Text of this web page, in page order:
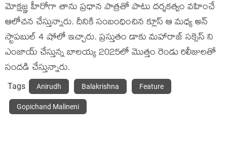
మోక్షజ్ఞ హీరోగా తాను ప్రధాన పాత్రతో పాటు దర్శకత్వం వహించే
ఆలోచన చేస్తున్నారు. దీనికి సంబంధించిన క్లూస్ ఆ మధ్య అన్
స్టాపబుల్ 4 షోలో ఇచ్చారు. ప్రస్తుతం డాకు మహారాజ్ సక్సెస్ ని
ఎంజాయ్ చేస్తున్న బాలయ్య 2025లో మొత్తం రెండు రిలీజులతో
సందడి చేస్తున్నారు.
Tags Anirudh Balakrishna Feature
Gopichand Malineni